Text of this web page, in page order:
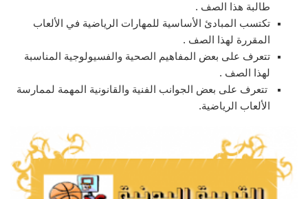
طالبة هذا الصف .
تكتسب المبادئ الأساسية للمهارات الرياضية في الألعاب
المقررة لهذا الصف .
تتعرف على بعض المفاهيم الصحية والفسيولوجية المناسبة
لهذا الصف .
تتعرف على بعض الجوانب الفنية والقانونية المهمة لممارسة
الألعاب الرياضية.